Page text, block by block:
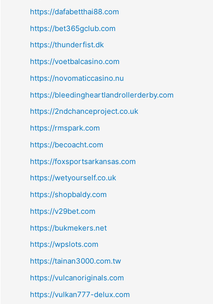
https://dafabetthai88.com
https://bet365gclub.com
https://thunderfist.dk
https://voetbalcasino.com
https://novomaticcasino.nu
https://bleedingheartlandrollerderby.com
https://2ndchanceproject.co.uk
https://rmspark.com
https://becoacht.com
https://foxsportsarkansas.com
https://wetyourself.co.uk
https://shopbaldy.com
https://v29bet.com
https://bukmekers.net
https://wpslots.com
https://tainan3000.com.tw
https://vulcanoriginals.com
https://vulkan777-delux.com